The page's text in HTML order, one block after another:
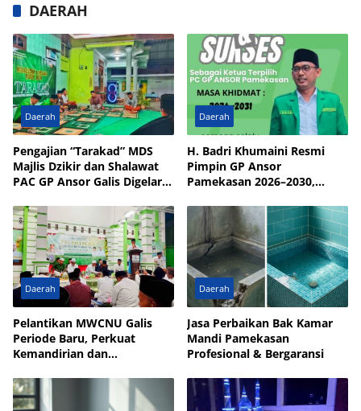
DAERAH
Daerah
Pengajian “Tarakad” MDS
Majlis Dzikir dan Shalawat
PAC GP Ansor Galis Digelar
Bulay
Daerah
H. Badri Khumaini Resmi
Pimpin GP Ansor
Pamekasan 2026–2030,
Daerah
Pelantikan MWCNU Galis
Periode Baru, Perkuat
Kemandirian dan
Daerah
Jasa Perbaikan Bak Kamar
Mandi Pamekasan
Profesional & Bergaransi